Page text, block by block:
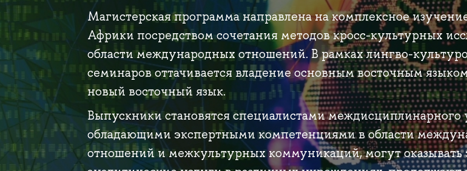
Магистерская программа направлена на комплексное
Африки посредством сочетания методов кросс-культурных
области международных отношений. В рамках лингво-
семинаров оттачивается владение основным восточным
новый восточный язык.
Выпускники становятся специалистами междисциплинарного
обладающими экспертными компетенциями в области
отношений и межкультурных коммуникаций, могут оказывать